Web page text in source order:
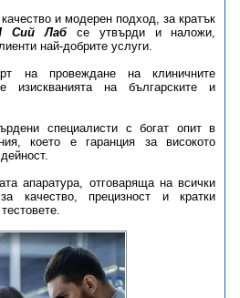
и модерен подход, за кратък
Сий Лабсе утвърди и наложи,
най-добрите услуги.
на провеждане на клиничните
изискванията на българските и
специалисти с богат опит в
което е гаранция за високото
апаратура, отговаряща на всички
качество, прецизност и кратки